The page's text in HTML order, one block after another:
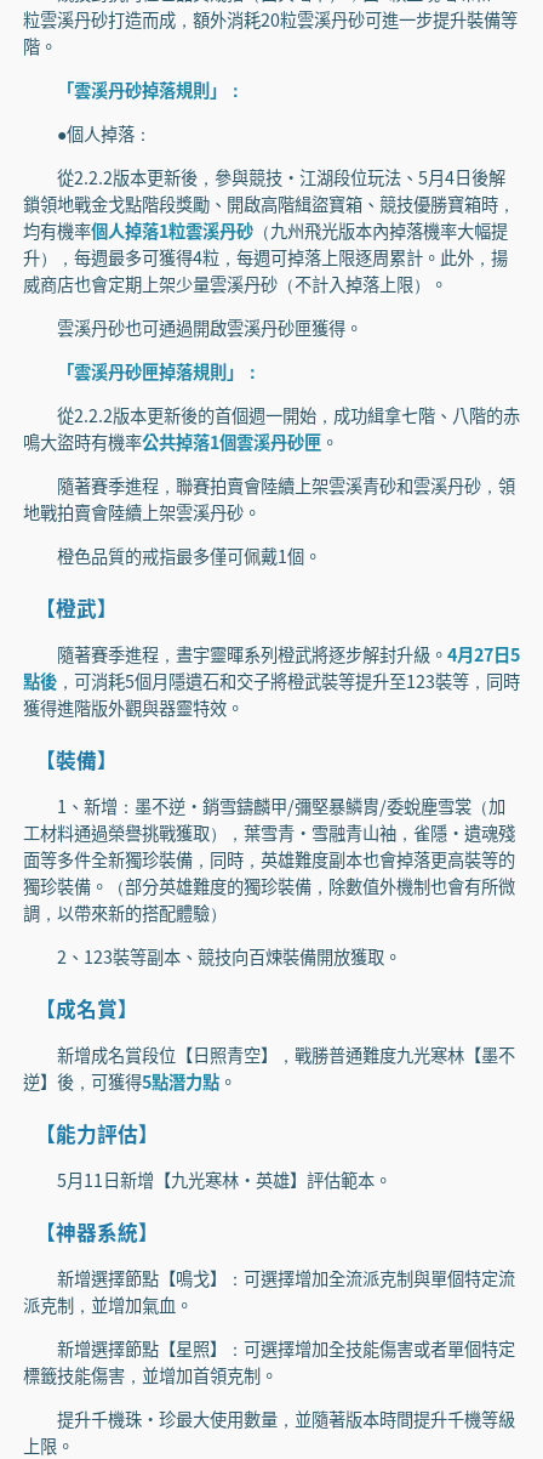
粒雲溪丹砂打造而成，額外消耗20粒雲溪丹砂可進一步提升裝備等
階。
「雲溪丹砂掉落規則」：
●個人掉落：
從2.2.2版本更新後，參與競技·江湖段位玩法、5月4日後解
鎖領地戰金戈點階段獎勵、開啟高階緝盜寶箱、競技優勝寶箱時，
均有機率個人掉落1粒雲溪丹砂（九州飛光版本內掉落機率大幅提
升），每週最多可獲得4粒，每週可掉落上限逐周累計。此外，揚
威商店也會定期上架少量雲溪丹砂（不計入掉落上限）。
雲溪丹砂也可通過開啟雲溪丹砂匣獲得。
「雲溪丹砂匣掉落規則」：
從2.2.2版本更新後的首個週一開始，成功緝拿七階、八階的赤
鳴大盜時有機率公共掉落1個雲溪丹砂匣。
隨著賽季進程，聯賽拍賣會陸續上架雲溪青砂和雲溪丹砂，領
地戰拍賣會陸續上架雲溪丹砂。
橙色品質的戒指最多僅可佩戴1個。
【橙武】
隨著賽季進程，晝宇靈暉系列橙武將逐步解封升級。4月27日5
點後，可消耗5個月隱遺石和交子將橙武裝等提升至123裝等，同時
獲得進階版外觀與器靈特效。
【裝備】
1、新增：墨不逆·銷雪鑄麟甲/彌堅暴鱗胄/委蛻塵雪裳（加
工材料通過榮譽挑戰獲取），葉雪青·雪融青山袖，雀隱·遺魂殘
面等多件全新獨珍裝備，同時，英雄難度副本也會掉落更高裝等的
獨珍裝備。（部分英雄難度的獨珍裝備，除數值外機制也會有所微
調，以帶來新的搭配體驗）
2、123裝等副本、競技向百煉裝備開放獲取。
【成名賞】
新增成名賞段位【日照青空】，戰勝普通難度九光寒林【墨不
逆】後，可獲得5點潛力點。
【能力評估】
5月11日新增【九光寒林·英雄】評估範本。
【神器系統】
新增選擇節點【鳴戈】：可選擇增加全流派克制與單個特定流
派克制，並增加氣血。
新增選擇節點【星照】：可選擇增加全技能傷害或者單個特定
標籤技能傷害，並增加首領克制。
提升千機珠·珍最大使用數量，並隨著版本時間提升千機等級
上限。